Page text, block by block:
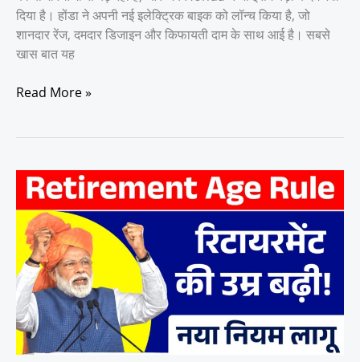
दिया है। होंडा ने अपनी नई इलेक्ट्रिक बाइक को लॉन्च किया है, जो
शानदार रेंज, दमदार डिजाइन और किफायती दाम के साथ आई है। सबसे
खास बात यह
Read More »
सरकारी
कर्मचारियों
को
बड़ी
राहत:
रिटायरमेंट
की
उम्र
बढ़ाने
का